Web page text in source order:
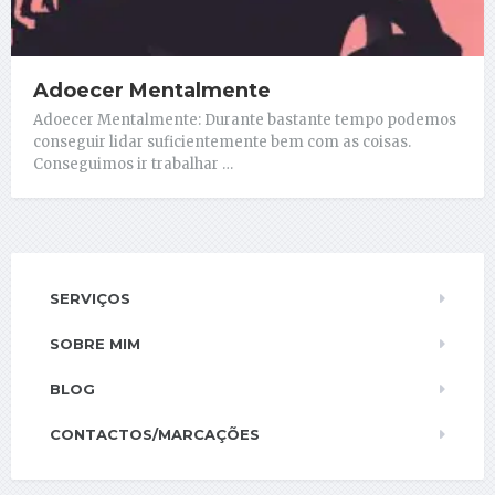
Adoecer Mentalmente
Adoecer Mentalmente: Durante bastante tempo podemos
conseguir lidar suficientemente bem com as coisas.
Conseguimos ir trabalhar …
SERVIÇOS
SOBRE MIM
BLOG
CONTACTOS/MARCAÇÕES